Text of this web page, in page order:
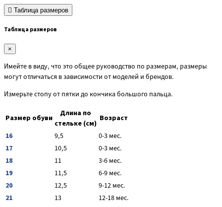
Таблица размеров
Таблица размеров
×
Имейте в виду, что это общее руководство по размерам, размеры
могут отличаться в зависимости от моделей и брендов.
Измерьте стопу от пятки до кончика большого пальца.
Размер обуви
Длина по
стельке (см)
Возраст
16
9,5
0-3 мес.
17
10,5
0-3 мес.
18
11
3-6 мес.
19
11,5
6-9 мес.
20
12,5
9-12 мес.
21
13
12-18 мес.